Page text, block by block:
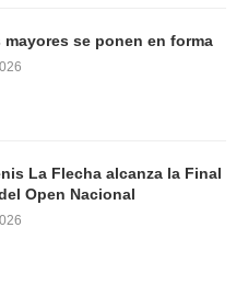
mayores se ponen en forma
La Flecha alcanza la Final
Open Nacional